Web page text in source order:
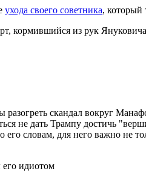
ухода своего советника, который
кормившийся из рук
скандал вокруг
не дать Трампу достичь
словам, для него важно не
его идиотом